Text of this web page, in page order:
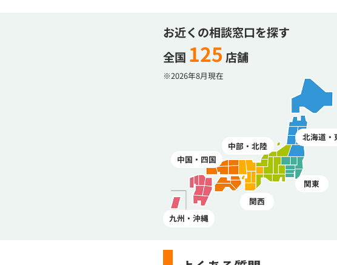
お近くの相談窓口を探す
全国 125 店舗
北海道・
関東
中部・北陸
関西
中国・四国
九州・沖縄
※2026年8月現在